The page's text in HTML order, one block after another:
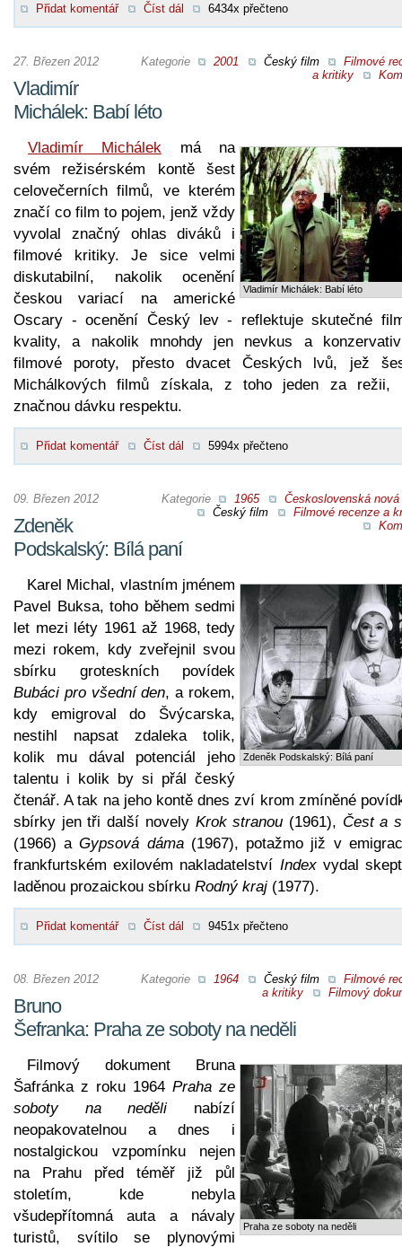
Přidat komentář Číst dál 6434x přečteno
Kategorie 2001 Český film
Filmové
a kritiky
27. Březen 2012
Vladimír
Michálek: Babí léto
Vladimír Michálek: Babí léto
Vladimír Michálek
má na
svém režisérském kontě šest
celovečerních filmů, ve kterém
značí co film to pojem, jenž vždy
vyvolal značný ohlas diváků i
filmové kritiky. Je sice velmi
diskutabilní, nakolik ocenění
českou variací na americké
Oscary - ocenění Český lev - reflektuje skutečné
kvality, a nakolik mnohdy jen nevkus a
filmové poroty, přesto dvacet Českých lvů, jež
Michálkových filmů získala, z toho jeden za režii,
značnou dávku respektu.
Přidat komentář Číst dál 5994x přečteno
Kategorie 1965
Československá nová
Český film
Filmové recenze a
09. Březen 2012
Zdeněk
Podskalský: Bílá paní
Zdeněk Podskalský: Bílá paní
Karel Michal, vlastním jménem
Pavel Buksa, toho během sedmi
let mezi léty 1961 až 1968, tedy
mezi rokem, kdy zveřejnil svou
sbírku groteskních povídek
Bubáci pro všední den, a rokem,
kdy emigroval do Švýcarska,
nestihl napsat zdaleka tolik,
kolik mu dával potenciál jeho
talentu i kolik by si přál český
čtenář. A tak na jeho kontě dnes zví krom zmíněné
sbírky jen tři další novely Krok stranou (1961), Čest a
(1966) aGypsová dáma(1967), potažmo již v
frankfurtském exilovém nakladatelství Indexvydal
laděnou prozaickou sbírku Rodný kraj (1977).
Přidat komentář Číst dál 9451x přečteno
Kategorie 1964 Český film
Filmové
a kritiky
Filmový
08. Březen 2012
Bruno
Šefranka: Praha ze soboty na neděli
Praha ze soboty na neděli
Filmový dokument Bruna
Šafránka z roku 1964 Praha ze
soboty na neděli nabízí
neopakovatelnou a dnes i
nostalgickou vzpomínku nejen
na Prahu před téměř již půl
stoletím, kde nebyla
všudepřítomná auta a návaly
turistů, svítilo se plynovými